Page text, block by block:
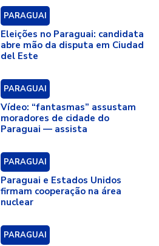
PARAGUAI
Eleições no Paraguai: candidata
abre mão da disputa em Ciudad
del Este
PARAGUAI
Vídeo: “fantasmas” assustam
moradores de cidade do
Paraguai — assista
PARAGUAI
Paraguai e Estados Unidos
firmam cooperação na área
nuclear
PARAGUAI